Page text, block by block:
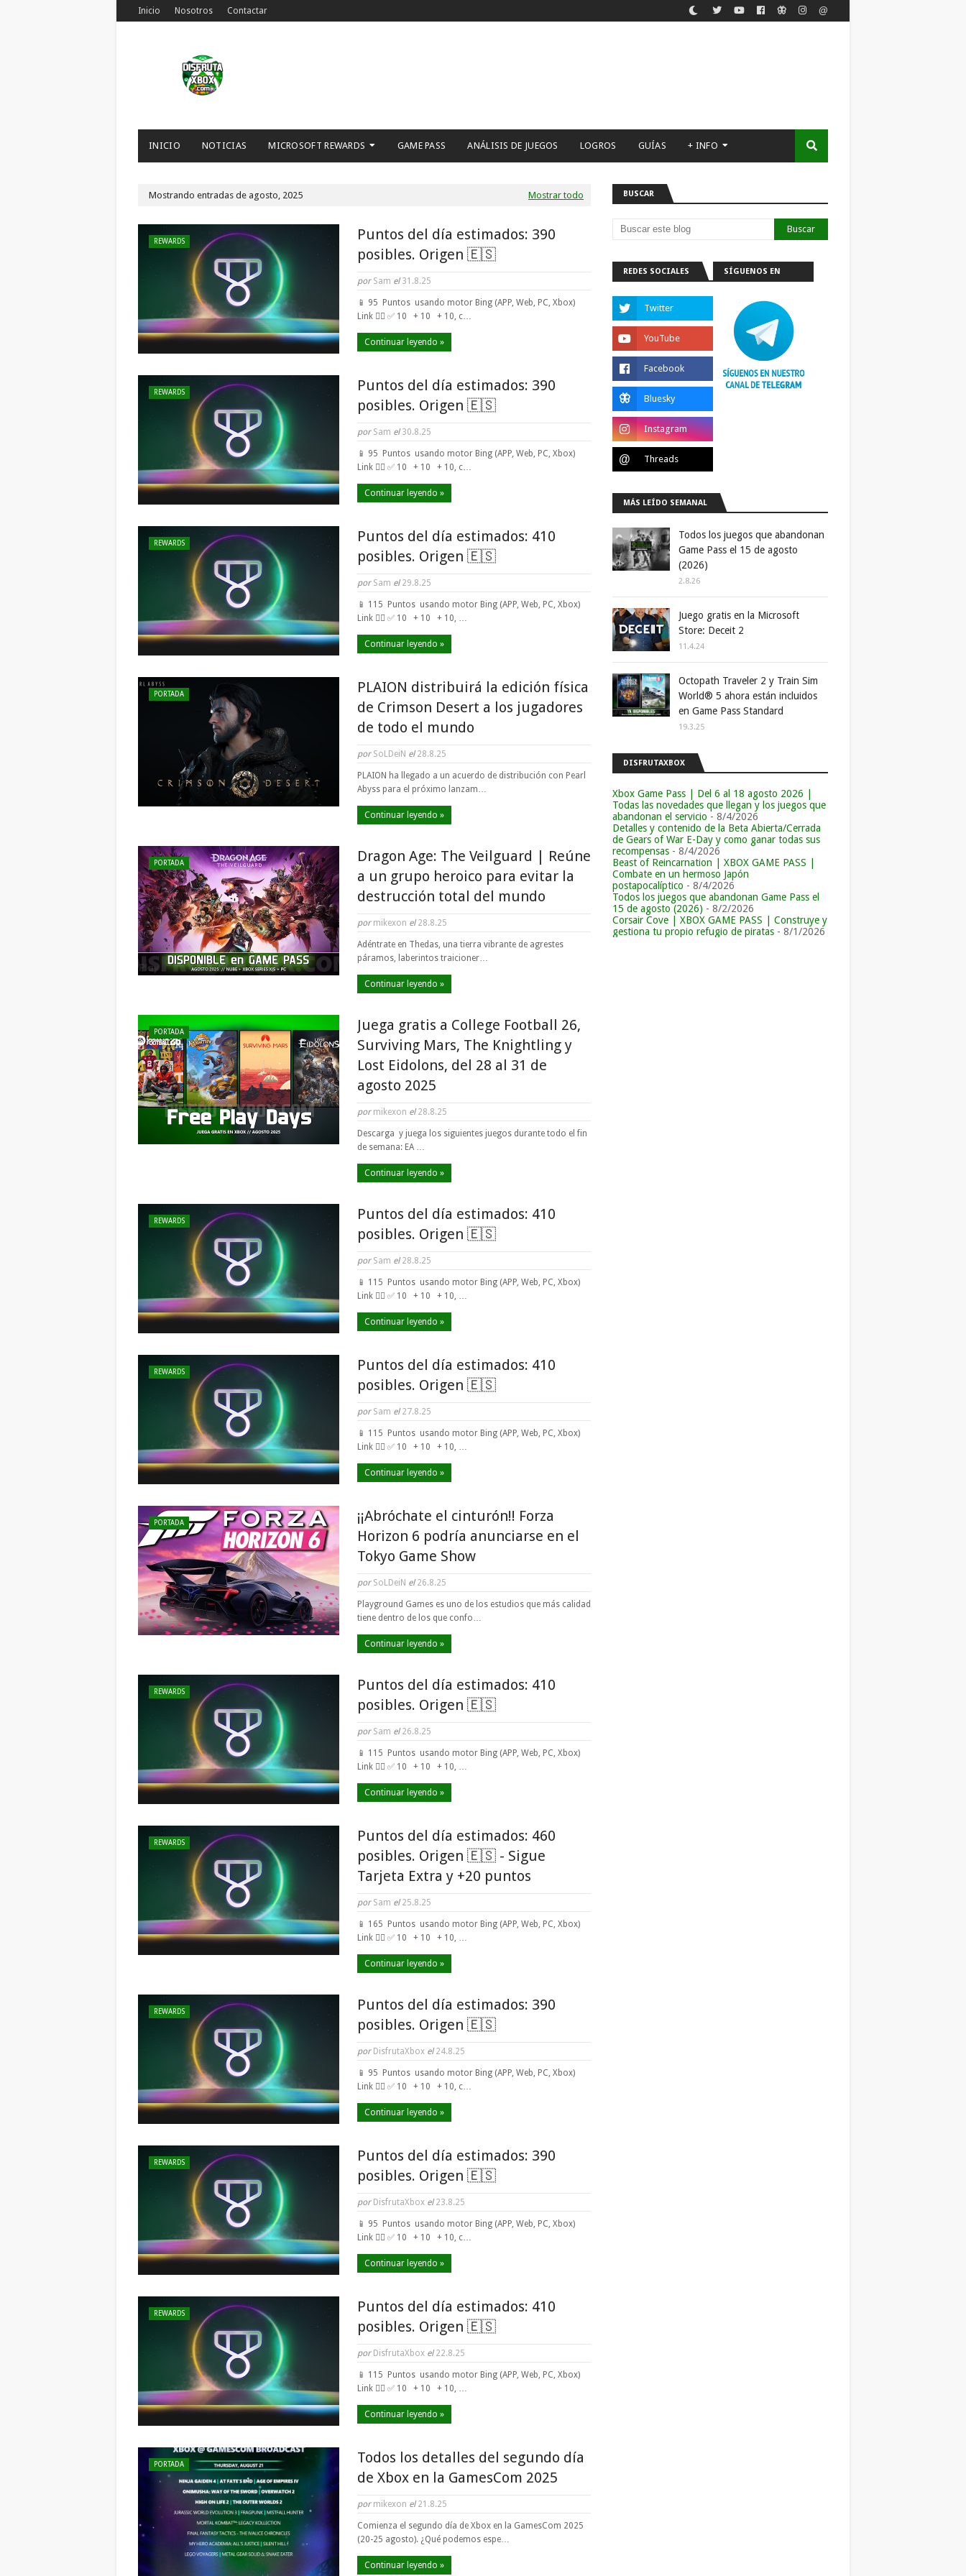
Inicio Nosotros Contactar
INICIO NOTICIAS MICROSOFT REWARDS GAME PASS ANÁLISIS DE JUEGOS LOGROS GUÍAS + INFO
Mostrando entradas de agosto, 2025 Mostrar todo
REWARDS
Puntos del día estimados: 390
posibles. Origen 🇪🇸
por Sam el31.8.25
📱 95 Puntos usando motor Bing (APP, Web, PC, Xbox)
Link 👈🏼 ✅ 10 + 10 + 10, c…
Continuar leyendo »
REWARDS
Puntos del día estimados: 390
posibles. Origen 🇪🇸
por Sam el30.8.25
📱 95 Puntos usando motor Bing (APP, Web, PC, Xbox)
Link 👈🏼 ✅ 10 + 10 + 10, c…
Continuar leyendo »
REWARDS
Puntos del día estimados: 410
posibles. Origen 🇪🇸
por Sam el29.8.25
📱 115 Puntos usando motor Bing (APP, Web, PC, Xbox)
Link 👈🏼 ✅ 10 + 10 + 10, …
Continuar leyendo »
PORTADA
PLAION distribuirá la edición física
de Crimson Desert a los jugadores
de todo el mundo
por SoLDeiN el28.8.25
PLAION ha llegado a un acuerdo de distribución con Pearl
Abyss para el próximo lanzam…
Continuar leyendo »
PORTADA
Dragon Age: The Veilguard | Reúne
a un grupo heroico para evitar la
destrucción total del mundo
por mikexon el28.8.25
Adéntrate en Thedas, una tierra vibrante de agrestes
páramos, laberintos traicioner…
Continuar leyendo »
PORTADA
Juega gratis a College Football 26,
Surviving Mars, The Knightling y
Lost Eidolons, del 28 al 31 de
agosto 2025
por mikexon el28.8.25
Descarga y juega los siguientes juegos durante todo el fin
de semana: EA …
Continuar leyendo »
REWARDS
Puntos del día estimados: 410
posibles. Origen 🇪🇸
por Sam el28.8.25
📱 115 Puntos usando motor Bing (APP, Web, PC, Xbox)
Link 👈🏼 ✅ 10 + 10 + 10, …
Continuar leyendo »
REWARDS
Puntos del día estimados: 410
posibles. Origen 🇪🇸
por Sam el27.8.25
📱 115 Puntos usando motor Bing (APP, Web, PC, Xbox)
Link 👈🏼 ✅ 10 + 10 + 10, …
Continuar leyendo »
PORTADA
¡¡Abróchate el cinturón!! Forza
Horizon 6 podría anunciarse en el
Tokyo Game Show
por SoLDeiN el26.8.25
Playground Games es uno de los estudios que más calidad
tiene dentro de los que confo…
Continuar leyendo »
REWARDS
Puntos del día estimados: 410
posibles. Origen 🇪🇸
por Sam el26.8.25
📱 115 Puntos usando motor Bing (APP, Web, PC, Xbox)
Link 👈🏼 ✅ 10 + 10 + 10, …
Continuar leyendo »
REWARDS
Puntos del día estimados: 460
posibles. Origen 🇪🇸 - Sigue
Tarjeta Extra y +20 puntos
por Sam el25.8.25
📱 165 Puntos usando motor Bing (APP, Web, PC, Xbox)
Link 👈🏼 ✅ 10 + 10 + 10, …
Continuar leyendo »
REWARDS
Puntos del día estimados: 390
posibles. Origen 🇪🇸
por DisfrutaXbox el24.8.25
📱 95 Puntos usando motor Bing (APP, Web, PC, Xbox)
Link 👈🏼 ✅ 10 + 10 + 10, c…
Continuar leyendo »
REWARDS
Puntos del día estimados: 390
posibles. Origen 🇪🇸
por DisfrutaXbox el23.8.25
📱 95 Puntos usando motor Bing (APP, Web, PC, Xbox)
Link 👈🏼 ✅ 10 + 10 + 10, c…
Continuar leyendo »
REWARDS
Puntos del día estimados: 410
posibles. Origen 🇪🇸
por DisfrutaXbox el22.8.25
📱 115 Puntos usando motor Bing (APP, Web, PC, Xbox)
Link 👈🏼 ✅ 10 + 10 + 10, …
Continuar leyendo »
PORTADA
Todos los detalles del segundo día
de Xbox en la GamesCom 2025
por mikexon el21.8.25
Comienza el segundo día de Xbox en la GamesCom 2025
(20-25 agosto). ¿Qué podemos espe…
Continuar leyendo »
BUSCAR
REDES SOCIALES SÍGUENOS EN
MÁS LEÍDO SEMANAL
Todos los juegos que abandonan
Game Pass el 15 de agosto
(2026)
2.8.26
Juego gratis en la Microsoft
Store: Deceit 2
11.4.24
Octopath Traveler 2 y Train Sim
World® 5 ahora están incluidos
en Game Pass Standard
19.3.25
DISFRUTAXBOX
Xbox Game Pass | Del 6 al 18 agosto 2026 |
Todas las novedades que llegan y los juegos que
abandonan el servicio - 8/4/2026
Detalles y contenido de la Beta Abierta/Cerrada
de Gears of War E-Day y como ganar todas sus
recompensas - 8/4/2026
Beast of Reincarnation | XBOX GAME PASS |
Combate en un hermoso Japón
postapocalíptico - 8/4/2026
Todos los juegos que abandonan Game Pass el
15 de agosto (2026) - 8/2/2026
Corsair Cove | XBOX GAME PASS | Construye y
gestiona tu propio refugio de piratas - 8/1/2026